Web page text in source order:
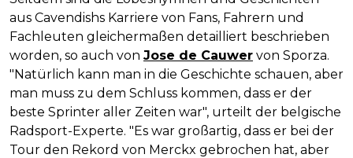
aus Cavendishs Karriere von Fans, Fahrern und
Fachleuten gleichermaßen detailliert beschrieben
worden, so auch von Jose de Cauwer von Sporza.
"Natürlich kann man in die Geschichte schauen, aber
man muss zu dem Schluss kommen, dass er der
beste Sprinter aller Zeiten war", urteilt der belgische
Radsport-Experte. "Es war großartig, dass er bei der
Tour den Rekord von Merckx gebrochen hat, aber